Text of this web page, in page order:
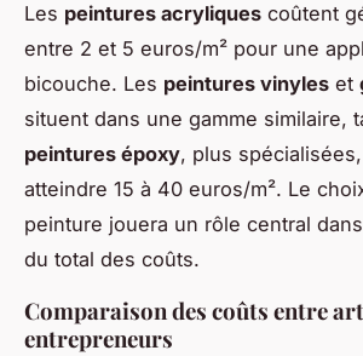
Les peintures acryliques coûtent
entre 2 et 5 euros/m² pour une
bicouche. Les peintures vinyles et
situent dans une gamme similaire,
peintures époxy, plus
atteindre 15 à 40 euros/m². Le
peinture jouera un rôle central
du total des coûts.
Comparaison des coûts entre
entrepreneurs